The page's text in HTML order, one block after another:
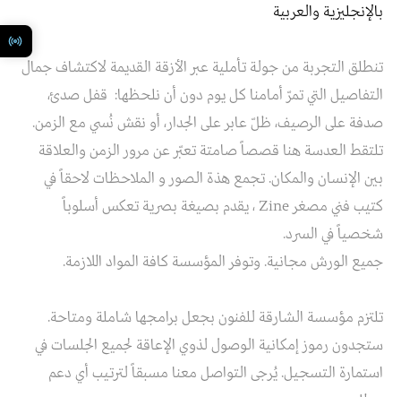
بالإنجليزية والعربية
تنطلق التجربة من جولة تأملية عبر الأزقة القديمة لاكتشاف جمال
التفاصيل التي تمرّ أمامنا كل يوم دون أن نلحظها: قفل صدئ،
صدفة على الرصيف، ظلّ عابر على الجدار، أو نقش نُسي مع الزمن.
تلتقط العدسة هنا قصصاً صامتة تعبّر عن مرور الزمن والعلاقة
بين الإنسان والمكان. تجمع هذة الصور و الملاحظات لاحقاً في
كتيب فني مصغر Zine ، يقدم بصيغة بصرية تعكس أسلوباً
شخصياً في السرد.
جميع الورش مجانية. وتوفر المؤسسة كافة المواد اللازمة.
تلتزم مؤسسة الشارقة للفنون بجعل برامجها شاملة ومتاحة.
ستجدون رموز إمكانية الوصول لذوي الإعاقة لجميع الجلسات في
استمارة التسجيل. يُرجى التواصل معنا مسبقاً لترتيب أي دعم